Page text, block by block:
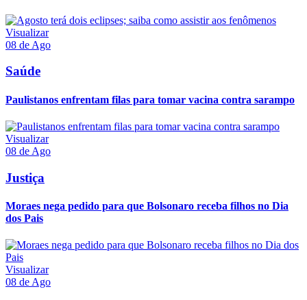
Visualizar
08 de Ago
Saúde
Paulistanos enfrentam filas para tomar vacina contra sarampo
Visualizar
08 de Ago
Justiça
Moraes nega pedido para que Bolsonaro receba filhos no Dia
dos Pais
Visualizar
08 de Ago